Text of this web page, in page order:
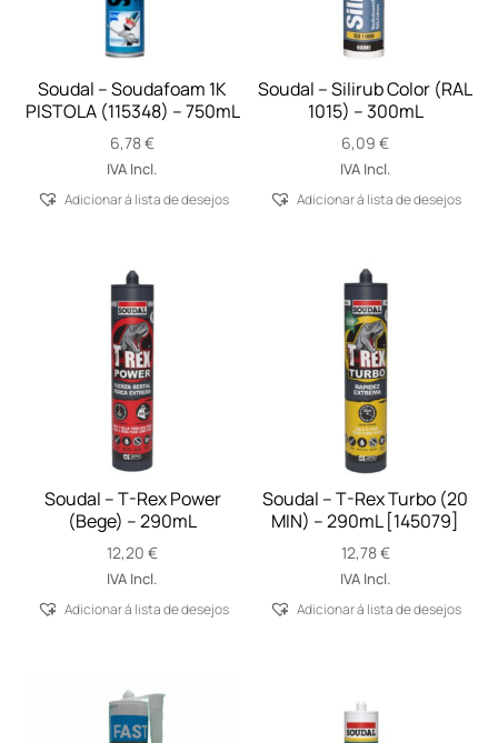
Soudal – Soudafoam 1K
PISTOLA (115348) – 750mL
6,78€
IVA Incl.
Adicionar á lista de desejos
Soudal – Silirub Color (RAL
1015) – 300mL
6,09€
IVA Incl.
Adicionar á lista de desejos
Soudal – T-Rex Power
(Bege) – 290mL
12,20€
IVA Incl.
Adicionar á lista de desejos
Soudal – T-Rex Turbo (20
MIN) – 290mL [145079]
12,78€
IVA Incl.
Adicionar á lista de desejos